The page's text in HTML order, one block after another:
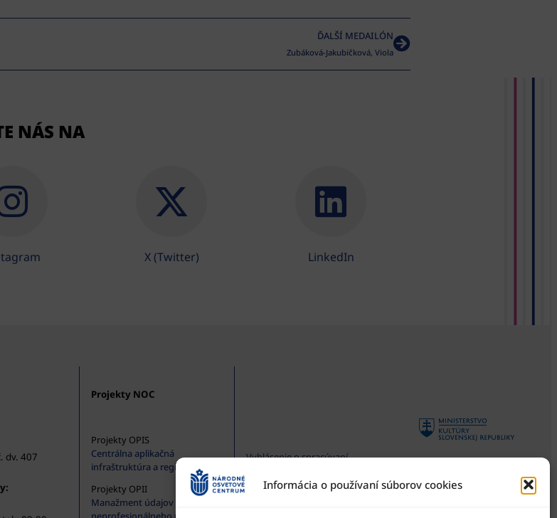
Informácia o používaní súborov cookies
ĎALŠÍ MEDAILÓN
Zubáková-Jakubičková, Viola
NÁS NA
X (Twitter) LinkedIn
dv. 407
Projekty NOC
Projekty OPIS
Centrálna aplikačná
infraštruktúra a registratúra
Projekty OPII
Manažment údajov v oblasti
Vyhlásenie o spracúvaní
Všeobecné podmienky súťaží
Národné osvetové centrum